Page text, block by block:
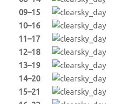
09–15
10–16
11–17
12–18
13–19
14–20
15–21